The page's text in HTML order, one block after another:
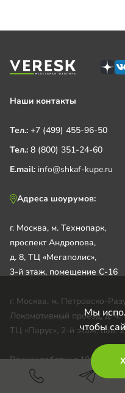
Мы
чтобы
Наши контакты
Тел.: +7 (499) 455-96-50
Тел.: 8 (800) 351-24-60
E.mail: info@shkaf-kupe.ru
Адреса шоурумов:
г. Москва, м. Технопарк,
проспект Андропова,
д. 8, ТЦ «Мегаполис»,
3-й этаж, помещение С-16
г. Москва, м. Петровско-
Локомотивный проезд, д. 4,
ТЦ «Парус», 2-й этаж, пав.
Режим работы: с 10:00 до